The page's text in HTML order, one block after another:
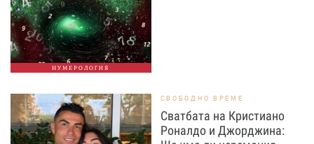
НУМЕРОЛОГИЯ
СВОБОДНО ВРЕМЕ
Сватбата на Кристиано
Роналдо и Джорджина: